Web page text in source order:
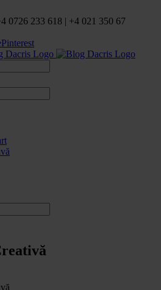
0726 233 618 | +4 021 350 67
Pinterest